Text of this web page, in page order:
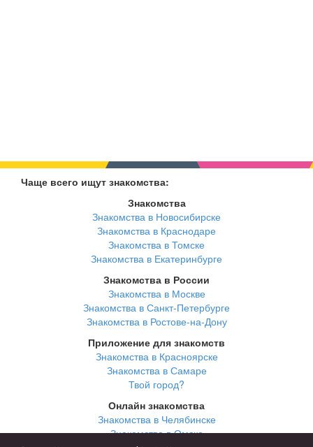
Чаще всего ищут знакомства:
Знакомства
Знакомства в Новосибирске
Знакомства в Краснодаре
Знакомства в Томске
Знакомства в Екатеринбурге
Знакомства в России
Знакомства в Москве
Знакомства в Санкт-Петербурге
Знакомства в Ростове-на-Дону
Приложение для знакомств
Знакомства в Красноярске
Знакомства в Самаре
Твой город?
Онлайн знакомства
Знакомства в Челябинске
Знакомства в Омске